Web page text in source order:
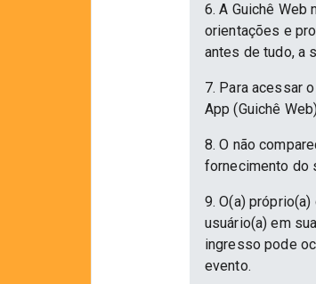
6. A Guichê
orientações e
antes de tudo, a
7. Para acessar
App (Guichê
8. O não
fornecimento do
9. O(a)
usuário(a) em
ingresso pode
evento.